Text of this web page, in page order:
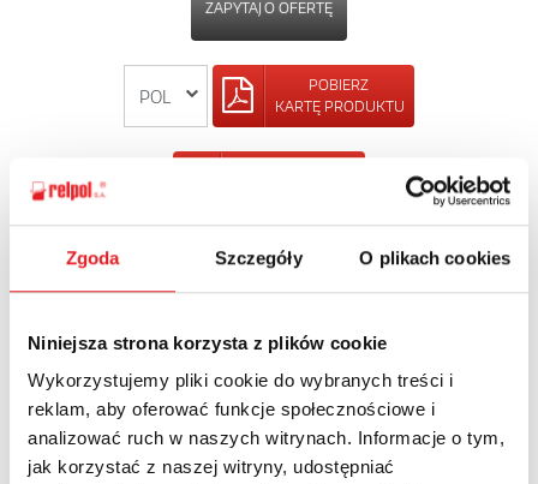
Zgoda Szczegóły O plikach cookies
Niniejsza strona korzysta z plików cookie
Wykorzystujemy pliki cookie do wybranych treści i
reklam, aby oferować funkcje społecznościowe i
analizować ruch w naszych witrynach. Informacje o tym,
jak korzystać z naszej witryny, udostępniać
ZAPYTAJ O OFERTĘ
POBIERZ
KARTĘ PRODUKTU
Imię i nazwisko: *
Adres e-mail: *